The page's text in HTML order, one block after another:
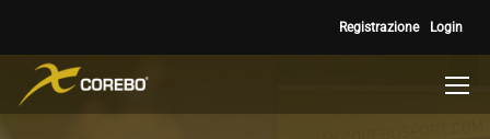
Registrazione Login